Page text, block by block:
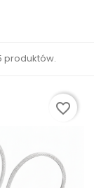
produktów.
favorite_border